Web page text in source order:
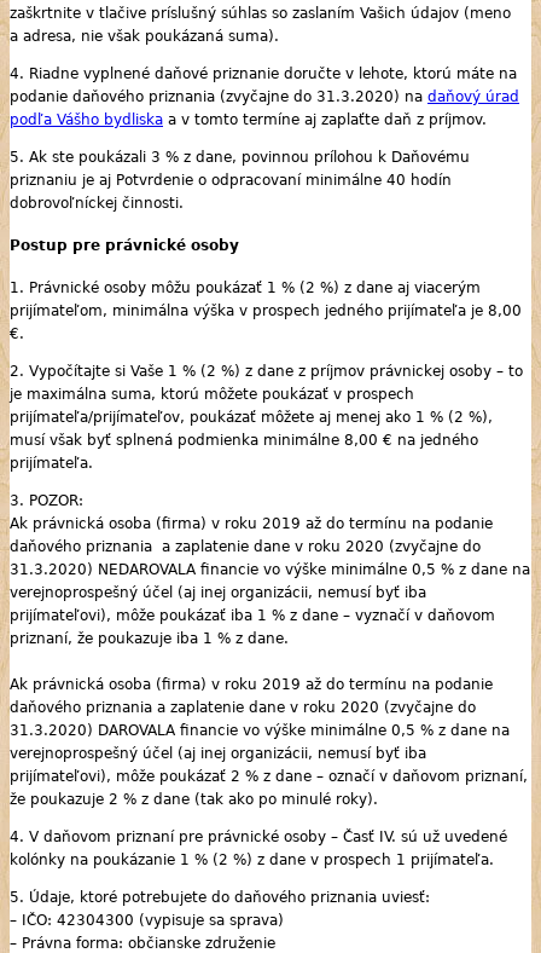
zaškrtnite v tlačive príslušný súhlas so zaslaním Vašich údajov (meno
a adresa, nie však poukázaná suma).
4. Riadne vyplnené daňové priznanie doručte v lehote, ktorú máte na
podanie daňového priznania (zvyčajne do 31.3.2020) na daňový úrad
podľa Vášho bydliska a v tomto termíne aj zaplaťte daň z príjmov.
5. Ak ste poukázali 3 % z dane, povinnou prílohou k Daňovému
priznaniu je aj Potvrdenie o odpracovaní minimálne 40 hodín
dobrovoľníckej činnosti.
Postup pre právnické osoby
1. Právnické osoby môžu poukázať 1 % (2 %) z dane aj viacerým
prijímateľom, minimálna výška v prospech jedného prijímateľa je 8,00
€.
2. Vypočítajte si Vaše 1 % (2 %) z dane z príjmov právnickej osoby – to
je maximálna suma, ktorú môžete poukázať v prospech
prijímateľa/prijímateľov, poukázať môžete aj menej ako 1 % (2 %),
musí však byť splnená podmienka minimálne 8,00 € na jedného
prijímateľa.
3. POZOR:
Ak právnická osoba (firma) v roku 2019 až do termínu na podanie
daňového priznania a zaplatenie dane v roku 2020 (zvyčajne do
31.3.2020) NEDAROVALA financie vo výške minimálne 0,5 % z dane na
verejnoprospešný účel (aj inej organizácii, nemusí byť iba
prijímateľovi), môže poukázať iba 1 % z dane – vyznačí v daňovom
priznaní, že poukazuje iba 1 % z dane.
Ak právnická osoba (firma) v roku 2019 až do termínu na podanie
daňového priznania a zaplatenie dane v roku 2020 (zvyčajne do
31.3.2020) DAROVALA financie vo výške minimálne 0,5 % z dane na
verejnoprospešný účel (aj inej organizácii, nemusí byť iba
prijímateľovi), môže poukázať 2 % z dane – označí v daňovom priznaní,
že poukazuje 2 % z dane (tak ako po minulé roky).
4. V daňovom priznaní pre právnické osoby – Časť IV. sú už uvedené
kolónky na poukázanie 1 % (2 %) z dane v prospech 1 prijímateľa.
5. Údaje, ktoré potrebujete do daňového priznania uviesť:
– IČO: 42304300 (vypisuje sa sprava)
– Právna forma: občianske združenie